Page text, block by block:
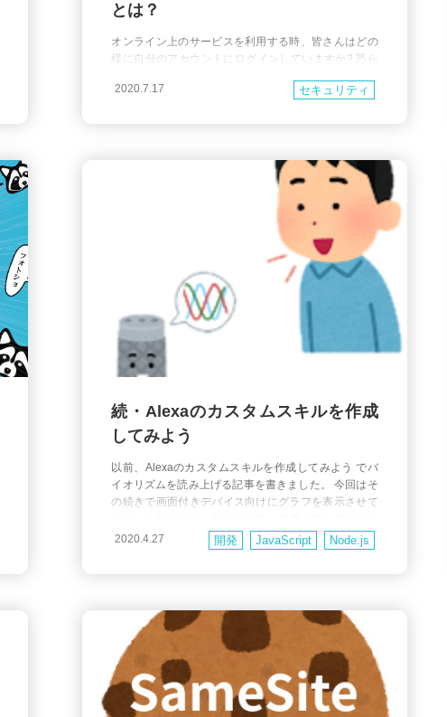
とは？
オンライン上のサービスを利用する時、皆さんはどの
様に自分のアカウントにログインしていますか? 恐ら
とが多いのではないかと思います。 パスワードの流出
2020.7.17 セキュリティ
続・Alexaのカスタムスキルを作成
してみよう
以前、Alexaのカスタムスキルを作成してみよう でバ
イオリズムを読み上げる記事を書きました。 今回はそ
の続きで画面付きデバイス向けにグラフを表示させて
トまでできます。 Displayインターフェースの有効化
最初に alexa developer console にアクセスしてスキ
2020.4.27 開発 JavaScript Node.js